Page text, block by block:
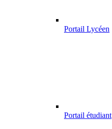
Portail Lycéen
Portail étudiant